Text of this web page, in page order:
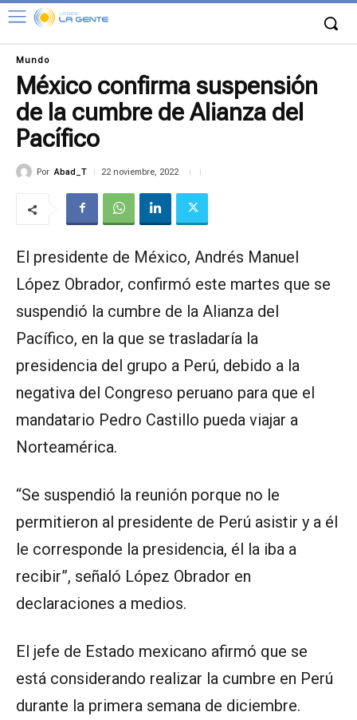
Mundo
México confirma suspensión
de la cumbre de Alianza del
Pacífico
Por Abad_T 22 noviembre, 2022
El presidente de México, Andrés Manuel
López Obrador, confirmó este martes que se
suspendió la cumbre de la Alianza del
Pacífico, en la que se trasladaría la
presidencia del grupo a Perú, debido a la
negativa del Congreso peruano para que el
mandatario Pedro Castillo pueda viajar a
Norteamérica.
“Se suspendió la reunión porque no le
permitieron al presidente de Perú asistir y a él
le corresponde la presidencia, él la iba a
recibir”, señaló López Obrador en
declaraciones a medios.
El jefe de Estado mexicano afirmó que se
está considerando realizar la cumbre en Perú
durante la primera semana de diciembre.